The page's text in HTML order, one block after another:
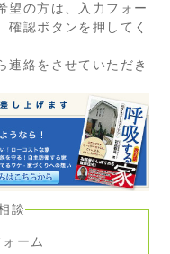
望の方は、入力フォー
確認ボタンを押してく
連絡をさせていただき
談
ォーム